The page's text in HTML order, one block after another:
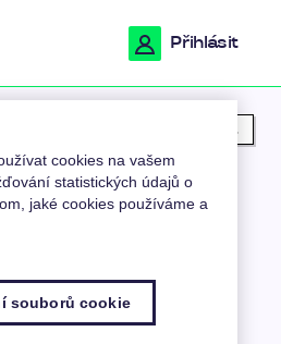
Přihlásit
Moje poloha
cookies na vašem
statistických údajů o
jaké cookies používáme a
souborů cookie